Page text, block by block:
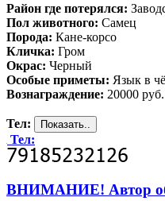
Район где потерялся:
Пол животного: Самец
Порода: Кане-корсо
Кличка: Гром
Окрас: Черный
Особые приметы: Язык в
Вознаграждение: 20000 руб.
Тел:
Тел:
ВНИМАНИЕ! Автор